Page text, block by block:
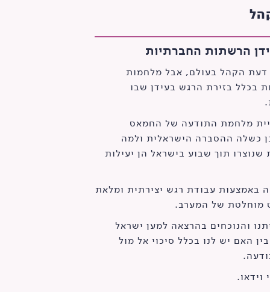
הרשתות החברתיות
דעת הקהל בעולם, אבל מלחמות
בכלל בזירת הרגש בעידן שבו
מלחמת התודעה של החמאס
כשלה ההסברה הישראלית ולמה
שנוצרו תוך שבוע בישראל הן יעילות
באמצעות עבודת רגש יצירתית ומלאת
מוחלטת של המערב.
והנוכחים בהרצאה למען ישראל
האם יש לנו בכלל סיכוי אל מול